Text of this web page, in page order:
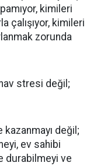
kimileri
çalışıyor, kimileri
zorunda
stresi değil;
değil;
ev sahibi
durabilmeyi ve